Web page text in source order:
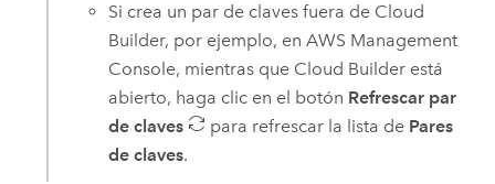
Si crea un par de claves fuera de Cloud
Builder, por ejemplo, enAWS Management
Console, mientras que Cloud Builder está
abierto, haga clic en el botón Refrescar par
de claves
para refrescar la lista de Pares
de claves.